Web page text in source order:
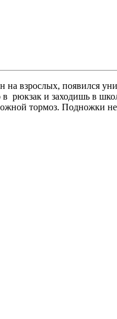
на взрослых, появился
в рюкзак и заходишь в
тормоз. Подножки